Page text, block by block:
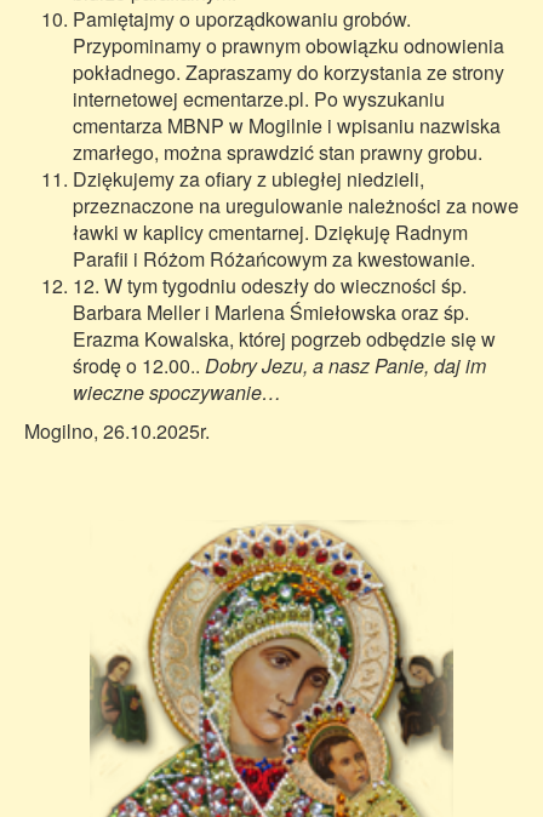
Pamiętajmy o uporządkowaniu grobów.
Przypominamy o prawnym obowiązku odnowienia
pokładnego. Zapraszamy do korzystania ze strony
internetowej ecmentarze.pl. Po wyszukaniu
cmentarza MBNP w Mogilnie i wpisaniu nazwiska
zmarłego, można sprawdzić stan prawny grobu.
Dziękujemy za ofiary z ubiegłej niedzieli,
przeznaczone na uregulowanie należności za nowe
ławki w kaplicy cmentarnej. Dziękuję Radnym
Parafii i Różom Różańcowym za kwestowanie.
12. W tym tygodniu odeszły do wieczności śp.
Barbara Meller i Marlena Śmiełowska oraz śp.
Erazma Kowalska, której pogrzeb odbędzie się w
środę o 12.00.. Dobry Jezu, a nasz Panie, daj im
wieczne spoczywanie…
Mogilno, 26.10.2025r.